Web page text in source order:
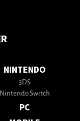
NINTENDO
3DS
Nintendo Switch
PC